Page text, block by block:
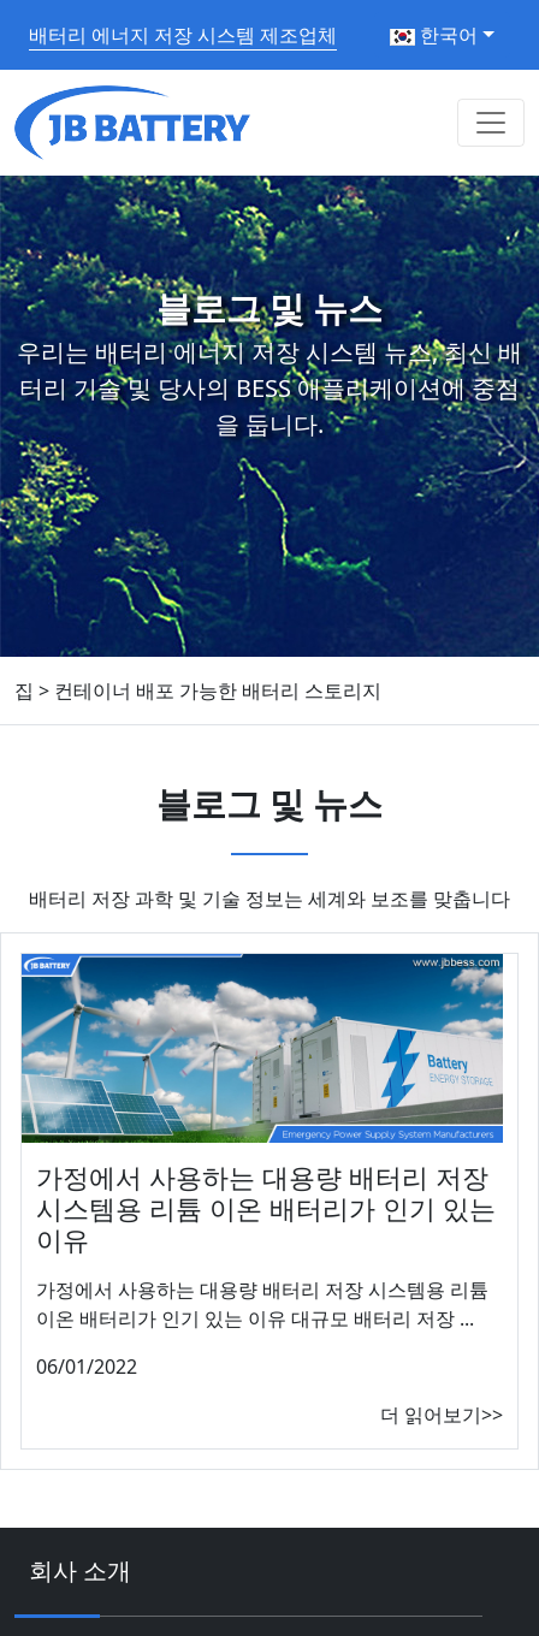
배터리 에너지 저장 시스템 제조업체 한국어
블로그 및 뉴스
우리는 배터리 에너지 저장 시스템 뉴스, 최신 배
터리 기술 및 당사의 BESS 애플리케이션에 중점
을 둡니다.
집 > 컨테이너 배포 가능한 배터리 스토리지
블로그 및 뉴스
배터리 저장 과학 및 기술 정보는 세계와 보조를 맞춥니다
가정에서 사용하는 대용량 배터리 저장
시스템용 리튬 이온 배터리가 인기 있는
이유
가정에서 사용하는 대용량 배터리 저장 시스템용 리튬
이온 배터리가 인기 있는 이유 대규모 배터리 저장 ...
06/01/2022
더 읽어보기>>
회사 소개